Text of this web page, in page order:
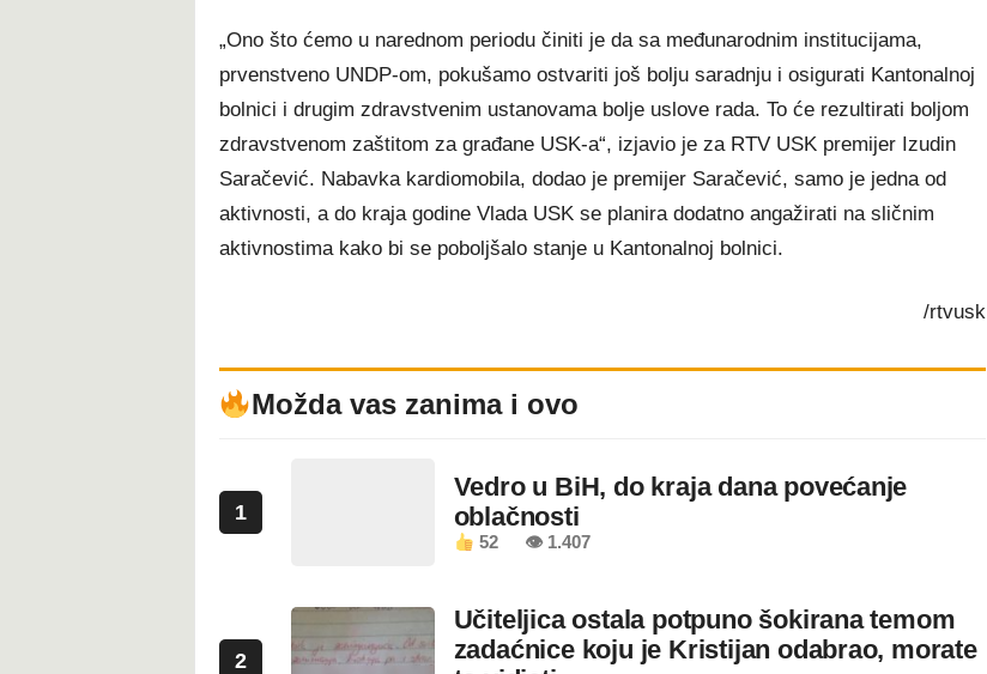
„Ono što ćemo u narednom periodu činiti je da sa međunarodnim institucijama,
prvenstveno UNDP-om, pokušamo ostvariti još bolju saradnju i osigurati Kantonalnoj
bolnici i drugim zdravstvenim ustanovama bolje uslove rada. To će rezultirati boljom
zdravstvenom zaštitom za građane USK-a“, izjavio je za RTV USK premijer Izudin
Saračević. Nabavka kardiomobila, dodao je premijer Saračević, samo je jedna od
aktivnosti, a do kraja godine Vlada USK se planira dodatno angažirati na sličnim
aktivnostima kako bi se poboljšalo stanje u Kantonalnoj bolnici.
/rtvusk
Možda vas zanima i ovo
1
Vedro u BiH, do kraja dana povećanje
oblačnosti
52 👁 1.407
2
Učiteljica ostala potpuno šokirana temom
zadaćnice koju je Kristijan odabrao, morate